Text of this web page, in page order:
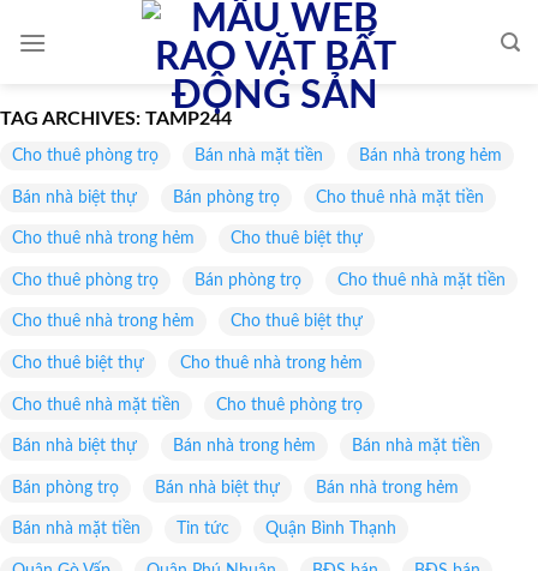
TAG ARCHIVES: TAMP244
Cho thuê phòng trọ Bán nhà mặt tiền Bán nhà trong hẻm
Bán nhà biệt thự Bán phòng trọ Cho thuê nhà mặt tiền
Cho thuê nhà trong hẻm Cho thuê biệt thự
Cho thuê phòng trọ Bán phòng trọ Cho thuê nhà mặt tiền
Cho thuê nhà trong hẻm Cho thuê biệt thự
Cho thuê biệt thự Cho thuê nhà trong hẻm
Cho thuê nhà mặt tiền Cho thuê phòng trọ
Bán nhà biệt thự Bán nhà trong hẻm Bán nhà mặt tiền
Bán phòng trọ Bán nhà biệt thự Bán nhà trong hẻm
Bán nhà mặt tiền Tin tức Quận Bình Thạnh